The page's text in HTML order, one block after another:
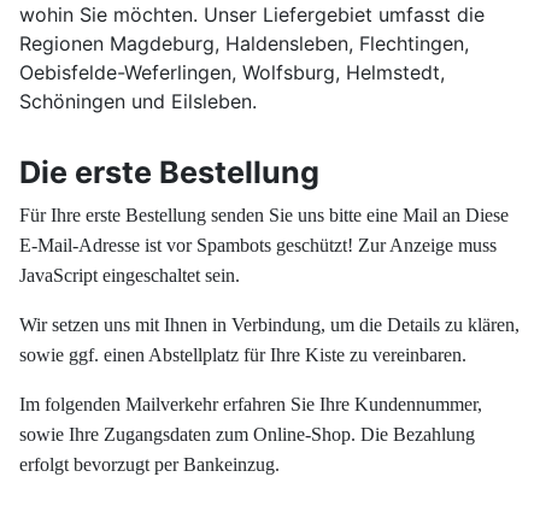
wohin Sie möchten. Unser Liefergebiet umfasst die
Regionen Magdeburg, Haldensleben, Flechtingen,
Oebisfelde-Weferlingen, Wolfsburg, Helmstedt,
Schöningen und Eilsleben.
Die erste Bestellung
Für Ihre erste Bestellung senden Sie uns bitte eine Mail an Diese
E-Mail-Adresse ist vor Spambots geschützt! Zur Anzeige muss
JavaScript eingeschaltet sein.
Wir setzen uns mit Ihnen in Verbindung, um die Details zu klären,
sowie ggf. einen Abstellplatz für Ihre Kiste zu vereinbaren.
Im folgenden Mailverkehr erfahren Sie Ihre Kundennummer,
sowie Ihre Zugangsdaten zum Online-Shop. Die Bezahlung
erfolgt bevorzugt per Bankeinzug.